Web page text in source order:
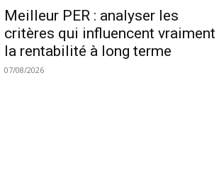
Meilleur PER : analyser les
critères qui influencent vraiment
la rentabilité à long terme
07/08/2026